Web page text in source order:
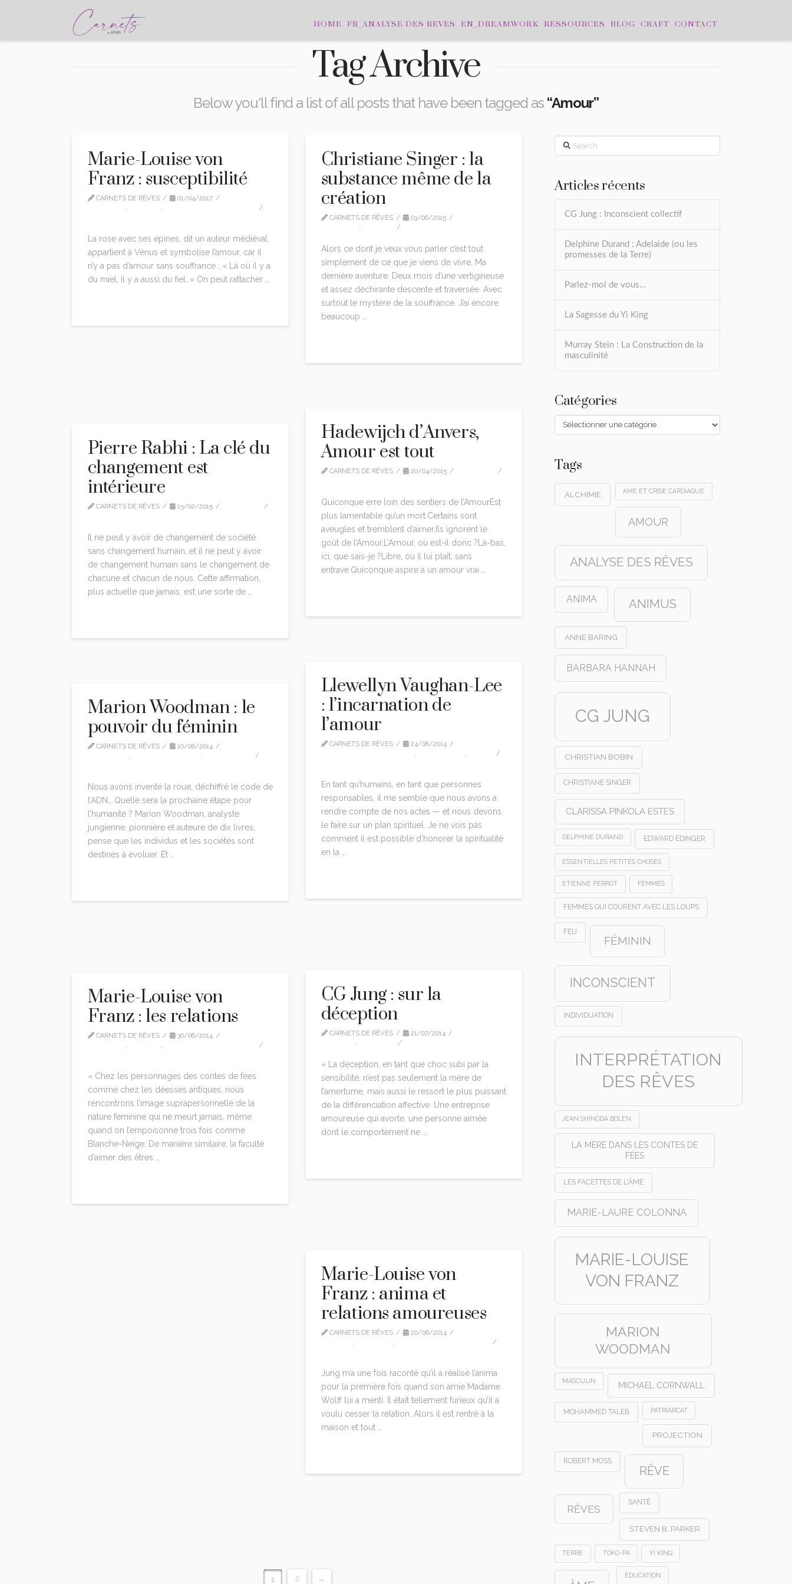
HOME FR_ANALYSE DES REVES EN_DREAMWORK RESSOURCES BLOG CRAFT CONTACT
Tag Archive
Below you'll find a list of all posts that have been tagged as “Amour”
Marie-Louise von
Franz : susceptibilité
CARNETS DE RÊVES
01/04/2017
, ,
La rose avec ses épines, dit un auteur médiéval,
appartient à Vénus et symbolise l’amour, car il
n’y a pas d’amour sans souffrance ; « Là où il y a
du miel, il y a aussi du fiel. » On peut rattacher …
Christiane Singer : la
substance même de la
création
CARNETS DE RÊVES
03/06/2015
,
Alors ce dont je veux vous parler c’est tout
simplement de ce que je viens de vivre. Ma
dernière aventure. Deux mois d’une vertigineuse
et assez déchirante descente et traversée. Avec
surtout le mystère de la souffrance. J’ai encore
beaucoup …
Hadewijch d’Anvers,
Amour est tout
CARNETS DE RÊVES 20/04/2015
Quiconque erre loin des sentiers de l’AmourEst
plus lamentable qu’un mort.Certains sont
aveugles et tremblent d’aimer,Ils ignorent le
goût de l’Amour.L’Amour, où est-il donc ?Là-bas,
ici, que sais-je ?Libre, où il lui plaît, sans
entrave.Quiconque aspire à un amour vrai …
Pierre Rabhi : La clé du
changement est
intérieure
CARNETS DE RÊVES 15/02/2015
Il ne peut y avoir de changement de société
sans changement humain, et il ne peut y avoir
de changement humain sans le changement de
chacune et chacun de nous. Cette affirmation,
plus actuelle que jamais, est une sorte de …
Llewellyn Vaughan-Lee
: l’incarnation de
l’amour
CARNETS DE RÊVES
24/08/2014
, ,
En tant qu’humains, en tant que personnes
responsables, il me semble que nous avons à
rendre compte de nos actes — et nous devons
le faire sur un plan spirituel. Je ne vois pas
comment il est possible d’honorer la spiritualité
en la …
Marion Woodman : le
pouvoir du féminin
CARNETS DE RÊVES
10/08/2014
, ,
Nous avons inventé la roue, déchiffré le code de
l’ADN… Quelle sera la prochaine étape pour
l’humanité ? Marion Woodman, analyste
jungienne, pionnière et auteure de dix livres,
pense que les individus et les sociétés sont
destinés à évoluer. Et …
CG Jung : sur la
déception
CARNETS DE RÊVES
21/07/2014
,
« La déception, en tant que choc subi par la
sensibilité, n’est pas seulement la mère de
l’amertume, mais aussi le ressort le plus puissant
de la différenciation affective. Une entreprise
amoureuse qui avorte, une personne aimée
dont le comportement ne …
Marie-Louise von
Franz : les relations
CARNETS DE RÊVES
30/06/2014
, ,
« Chez les personnages des contes de fées
comme chez les déesses antiques, nous
rencontrons l’image suprapersonnelle de la
nature féminine qui ne meurt jamais, même
quand on l’empoisonne trois fois comme
Blanche-Neige. De manière similaire, la faculté
d’aimer des êtres …
Marie-Louise von
Franz : anima et
relations amoureuses
CARNETS DE RÊVES
20/06/2014
, ,
Jung m’a une fois raconté qu’il a réalisé l’anima
pour la première fois quand son amie Madame
Wolff lui a menti. Il était tellement furieux qu’il a
voulu cesser la relation. Alors il est rentré à la
maison et tout …
1 2 →
Search
Articles récents
CG Jung : Inconscient collectif
Delphine Durand : Adelaide (ou les
promesses de la Terre)
Parlez-moi de vous…
La Sagesse du Yi King
Murray Stein : La Construction de la
masculinité
Catégories
Catégories
Tags
ALCHIMIE AME ET CRISE CARDIAQUE
AMOUR
ANALYSE DES RÊVES
ANIMA ANIMUS
ANNE BARING
BARBARA HANNAH
CG JUNG
CHRISTIAN BOBIN
CHRISTIANE SINGER
CLARISSA PINKOLA ESTES
DELPHINE DURAND EDWARD EDINGER
ESSENTIELLES PETITES CHOSES
ETIENNE PERROT FEMMES
FEMMES QUI COURENT AVEC LES LOUPS
FEU
FÉMININ
INCONSCIENT
INDIVIDUATION
INTERPRÉTATION
DES RÊVES
JEAN SHINODA BOLEN
LA MÈRE DANS LES CONTES DE
FÉES
LES FACETTES DE L'ÂME
MARIE-LAURE COLONNA
MARIE-LOUISE
VON FRANZ
MARION
WOODMAN
MASCULIN MICHAEL CORNWALL
MOHAMMED TALEB PATRIARCAT
PROJECTION
ROBERT MOSS
RÊVE
RÊVES
SANTÉ
STEVEN B. PARKER
TERRE TOKO-PA YI KING
ÉDUCATION